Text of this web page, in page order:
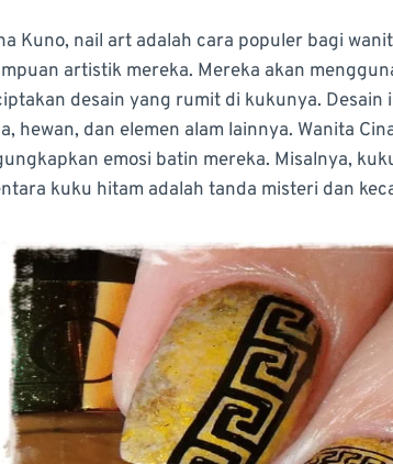
Kuno, nail art adalah cara populer bagi
artistik mereka. Mereka akan
desain yang rumit di kukunya.
hewan, dan elemen alam lainnya. Wanita
emosi batin mereka. Misalnya,
kuku hitam adalah tanda misteri dan